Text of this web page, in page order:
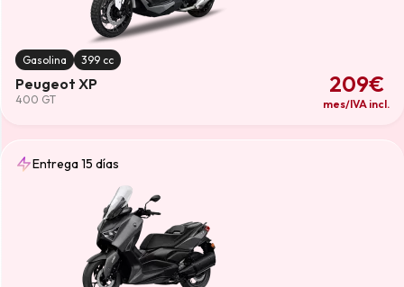
Gasolina 399 cc
Peugeot XP
400 GT
209€
mes/IVA incl.
Entrega 15 días